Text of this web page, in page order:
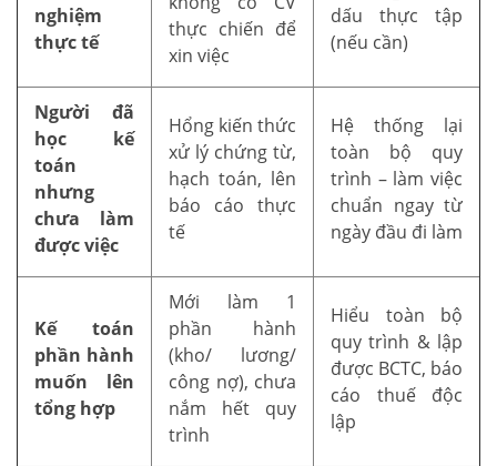
nghiệm
thực tế
thực chiến để
xin việc
dấu thực tập
(nếu cần)
Người đã
học kế
toán
nhưng
chưa làm
được việc
Hổng kiến thức
xử lý chứng từ,
hạch toán, lên
báo cáo thực
tế
Hệ thống lại
toàn bộ quy
trình – làm việc
chuẩn ngay từ
ngày đầu đi làm
Kế toán
phần hành
muốn lên
tổng hợp
Mới làm 1
phần hành
(kho/ lương/
công nợ), chưa
nắm hết quy
trình
Hiểu toàn bộ
quy trình & lập
được BCTC, báo
cáo thuế độc
lập